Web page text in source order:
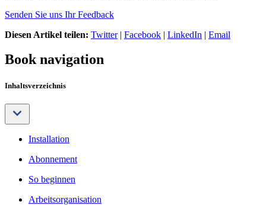
Senden Sie uns Ihr Feedback
Diesen Artikel teilen: Twitter| Facebook | LinkedIn | Email
Book navigation
Inhaltsverzeichnis
Installation
Abonnement
So beginnen
Arbeitsorganisation